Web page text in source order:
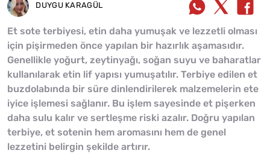
DUYGU KARAGÜL
Et sote terbiyesi, etin daha yumuşak ve lezzetli olması
için pişirmeden önce yapılan bir hazırlık aşamasıdır.
Genellikle yoğurt, zeytinyağı, soğan suyu ve baharatlar
kullanılarak etin lif yapısı yumuşatılır. Terbiye edilen et
buzdolabında bir süre dinlendirilerek malzemelerin ete
iyice işlemesi sağlanır. Bu işlem sayesinde et pişerken
daha sulu kalır ve sertleşme riski azalır. Doğru yapılan
terbiye, et sotenin hem aromasını hem de genel
lezzetini belirgin şekilde artırır.